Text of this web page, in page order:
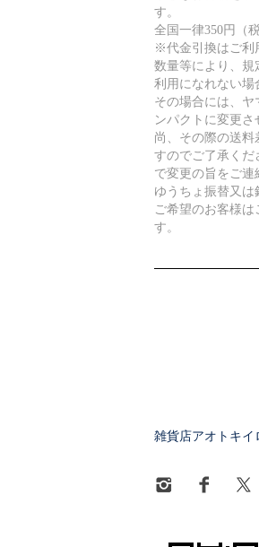
す。
全国一律350円（
※代金引換はご利
数量等により、規
利用になれない場
その場合には、ヤ
ンパクトに変更さ
尚、その際の送料
すのでご了承くだ
で変更の旨をご連
ゆうちょ振替又
ご希望のお客様は
す。
雑貨店アオトキイ